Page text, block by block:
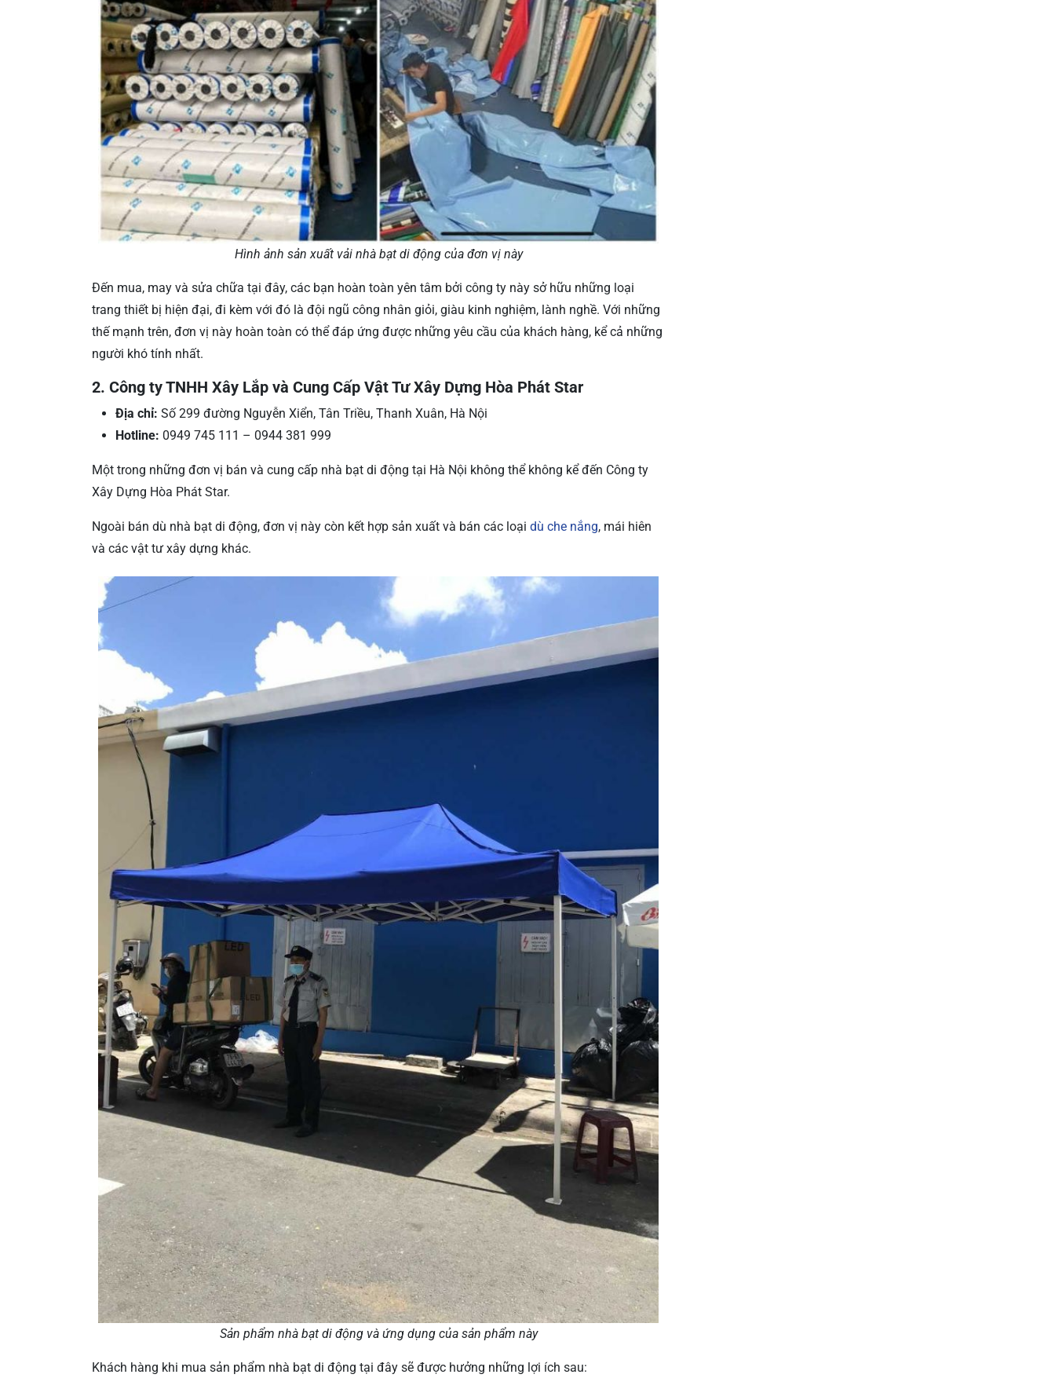
Hình ảnh sản xuất vải nhà bạt di động của đơn vị này
Đến mua, may và sửa chữa tại đây, các bạn hoàn toàn yên tâm bởi công ty này sở hữu những loại
trang thiết bị hiện đại, đi kèm với đó là đội ngũ công nhân giỏi, giàu kinh nghiệm, lành nghề. Với những
thế mạnh trên, đơn vị này hoàn toàn có thể đáp ứng được những yêu cầu của khách hàng, kể cả những
người khó tính nhất.
2. Công ty TNHH Xây Lắp và Cung Cấp Vật Tư Xây Dựng Hòa Phát Star
Địa chỉ: Số 299 đường Nguyễn Xiển, Tân Triều, Thanh Xuân, Hà Nội
Hotline: 0949 745 111 – 0944 381 999
Một trong những đơn vị bán và cung cấp nhà bạt di động tại Hà Nội không thể không kể đến Công ty
Xây Dựng Hòa Phát Star.
Ngoài bán dù nhà bạt di động, đơn vị này còn kết hợp sản xuất và bán các loại dù che nắng, mái hiên
và các vật tư xây dựng khác.
Sản phẩm nhà bạt di động và ứng dụng của sản phẩm này
Khách hàng khi mua sản phẩm nhà bạt di động tại đây sẽ được hưởng những lợi ích sau: